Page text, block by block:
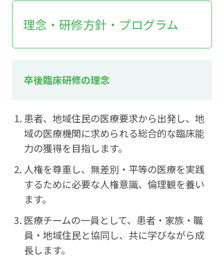
理念・研修方針・プログラム
卒後臨床研修の理念
患者、地域住民の医療要求から出発し、地
域の医療機関に求められる総合的な臨床能
力の獲得を目指します。
人権を尊重し、無差別・平等の医療を実践
するために必要な人権意識、倫理観を養い
ます。
医療チームの一員として、患者・家族・職
員・地域住民と協同し、共に学びながら成
長します。